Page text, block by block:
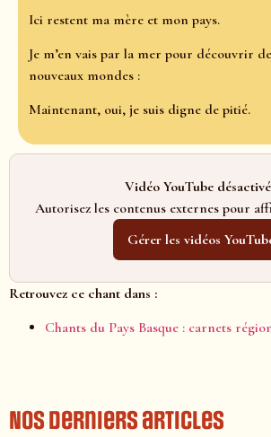
Ici restent ma mère et mon pays.
Je m’en vais par la mer pour découvrir de
nouveaux mondes :
Maintenant, oui, je suis digne de pitié.
Vidéo YouTube
Autorisez les contenus externes pour
Gérer les vidéos
Retrouvez ce chant dans :
Chants du Pays Basque : carnets
Nos derniers articles